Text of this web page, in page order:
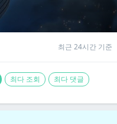
최근 24시간 기준
최다 조회 최다 댓글